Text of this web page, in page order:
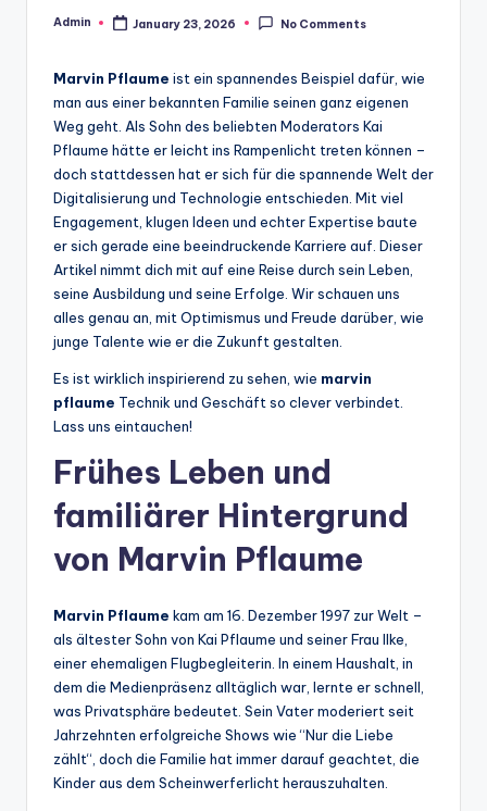
Posted
Admin January 23, 2026 No Comments
Marvin Pflaume ist ein spannendes Beispiel dafür, wie
man aus einer bekannten Familie seinen ganz eigenen
Weg geht. Als Sohn des beliebten Moderators Kai
Pflaume hätte er leicht ins Rampenlicht treten können –
doch stattdessen hat er sich für die spannende Welt der
Digitalisierung und Technologie entschieden. Mit viel
Engagement, klugen Ideen und echter Expertise baute
er sich gerade eine beeindruckende Karriere auf. Dieser
Artikel nimmt dich mit auf eine Reise durch sein Leben,
seine Ausbildung und seine Erfolge. Wir schauen uns
alles genau an, mit Optimismus und Freude darüber, wie
junge Talente wie er die Zukunft gestalten.
Es ist wirklich inspirierend zu sehen, wie marvin
pflaume Technik und Geschäft so clever verbindet.
Lass uns eintauchen!
Frühes Leben und
familiärer Hintergrund
von Marvin Pflaume
Marvin Pflaume kam am 16. Dezember 1997 zur Welt –
als ältester Sohn von Kai Pflaume und seiner Frau Ilke,
einer ehemaligen Flugbegleiterin. In einem Haushalt, in
dem die Medienpräsenz alltäglich war, lernte er schnell,
was Privatsphäre bedeutet. Sein Vater moderiert seit
Jahrzehnten erfolgreiche Shows wie “Nur die Liebe
zählt“, doch die Familie hat immer darauf geachtet, die
Kinder aus dem Scheinwerferlicht herauszuhalten.